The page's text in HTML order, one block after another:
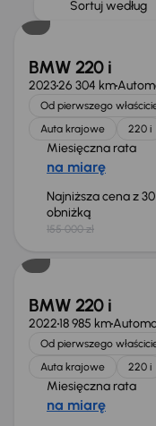
Sortuj według
BMW 220 i
202326 304 km
Od pierwszego
Auta krajowe
220 i
Miesięczna rata
na miarę
Najniższa cena z
obniżką
155 000 zł
Taniej o 4 000 zł
BMW 220 i
202218 985 km
Od pierwszego
Auta krajowe
220 i
Miesięczna rata
na miarę